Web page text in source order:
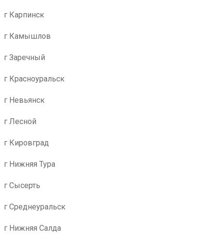
г Карпинск
г Камышлов
г Заречный
г Красноуральск
г Невьянск
г Лесной
г Кировград
г Нижняя Тура
г Сысерть
г Среднеуральск
г Нижняя Салда